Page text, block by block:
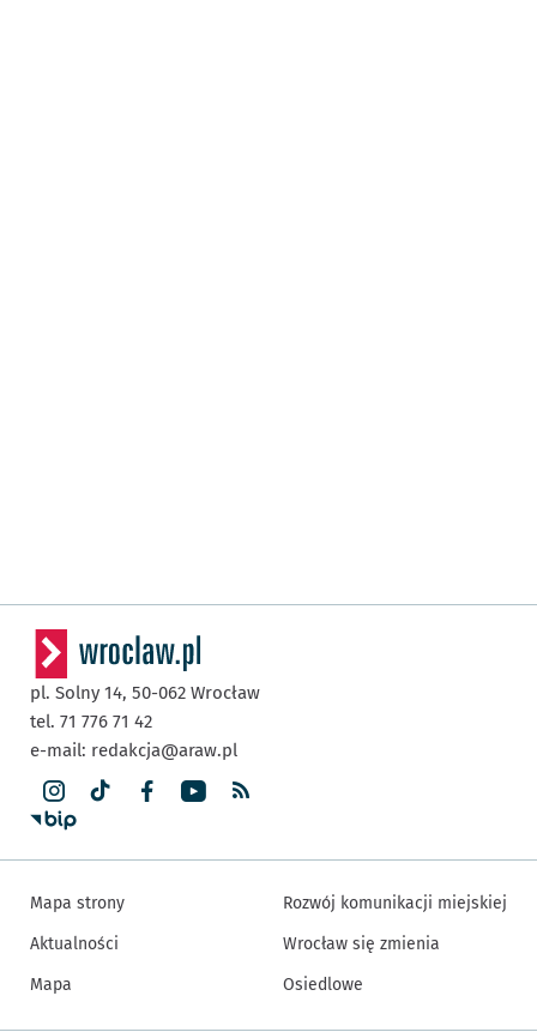
pl. Solny 14, 50-062 Wrocław
tel. 71 776 71 42
e-mail: redakcja@araw.pl
Mapa strony
Aktualności
Mapa
Rozwój komunikacji miejskiej
Wrocław się zmienia
Osiedlowe